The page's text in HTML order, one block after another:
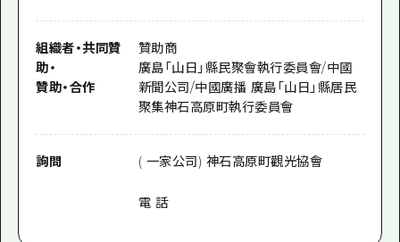
組織者・共同贊
助・
贊助・合作
贊助商
廣島「山日」縣民聚會執行委員會/中國
新聞公司/中國廣播 廣島「山日」縣居民
聚集神石高原町執行委員會
詢問 ( 一家公司) 神石高原町觀光協會
電 話